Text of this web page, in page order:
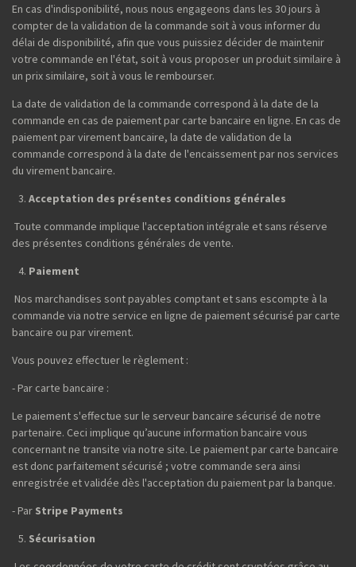
En cas d'indisponibilité, nous nous engageons dans les 30 jours à
compter de la validation de la commande soit à vous informer du
délai de disponibilité, afin que vous puissiez décider de maintenir
votre commande en l'état, soit à vous proposer un produit similaire à
un prix similaire, soit à vous le rembourser.
La date de validation de la commande correspond à la date de la
commande en cas de paiement par carte bancaire en ligne. En cas de
paiement par virement bancaire, la date de validation de la
commande correspond à la date de l'encaissement par nos services
du virement bancaire.
Acceptation des présentes conditions générales
Toute commande implique l'acceptation intégrale et sans réserve
des présentes conditions générales de vente.
Paiement
Nos marchandises sont payables comptant et sans escompte à la
commande via notre service en ligne de paiement sécurisé par carte
bancaire ou par virement.
Vous pouvez effectuer le règlement :
- Par carte bancaire :
Le paiement s'effectue sur le serveur bancaire sécurisé de notre
partenaire. Ceci implique qu’aucune information bancaire vous
concernant ne transite via notre site. Le paiement par carte bancaire
est donc parfaitement sécurisé ; votre commande sera ainsi
enregistrée et validée dès l'acceptation du paiement par la banque.
- Par Stripe Payments
Sécurisation